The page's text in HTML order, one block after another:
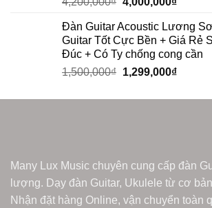
Đàn Guitar Acoustic Lương
Guitar Tốt Cực Bền + Giá Rẻ
Đúc + Có Ty chống cong cần
1,500,000₫ 1,299,000₫
Many Lux Music chuyên cung cấp đàn
lượng. Dạy đàn Guitar, Ukulele từ cơ
Nhận đặt hàng Online, vận chuyển toàn